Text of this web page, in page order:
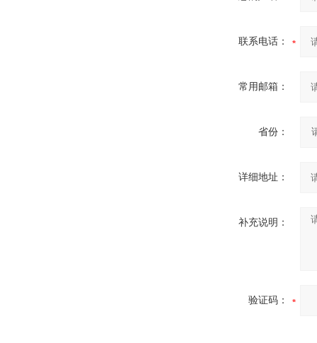
联系电话：
常用邮箱：
省份：
详细地址：
补充说明：
验证码：